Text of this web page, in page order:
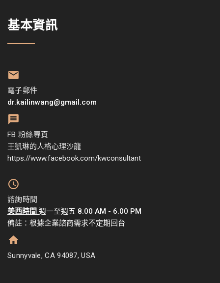
基本資訊
電子郵件
dr.kailinwang@gmail.com
FB 粉絲專頁
王凱琳的人格心理沙龍
https://www.facebook.com/kwconsultant
諮詢時間
美西時間 週一至週五 8.00 AM - 6.00 PM
備註：根據企業諮商需求不定期回台
Sunnyvale, CA 94087, USA